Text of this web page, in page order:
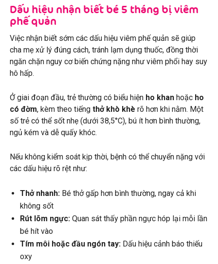
Dấu hiệu nhận biết bé 5 tháng bị viêm
phế quản
Việc nhận biết sớm các dấu hiệu viêm phế quản sẽ giúp
cha mẹ xử lý đúng cách, tránh lạm dụng thuốc, đồng thời
ngăn chặn nguy cơ biến chứng nặng như viêm phổi hay suy
hô hấp.
Ở giai đoạn đầu, trẻ thường có biểu hiện ho khan hoặc ho
có đờm, kèm theo tiếng thở khò khè rõ hơn khi nằm. Một
số trẻ có thể sốt nhẹ (dưới 38,5°C), bú ít hơn bình thường,
ngủ kém và dễ quấy khóc.
Nếu không kiểm soát kịp thời, bệnh có thể chuyển nặng với
các dấu hiệu rõ rệt như:
Thở nhanh: Bé thở gấp hơn bình thường, ngay cả khi
không sốt
Rút lõm ngực: Quan sát thấy phần ngực hóp lại mỗi lần
bé hít vào
Tím môi hoặc đầu ngón tay: Dấu hiệu cảnh báo thiếu
oxy